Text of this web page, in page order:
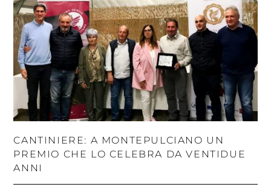
CANTINIERE: A MONTEPULCIANO UN
PREMIO CHE LO CELEBRA DA VENTIDUE
ANNI